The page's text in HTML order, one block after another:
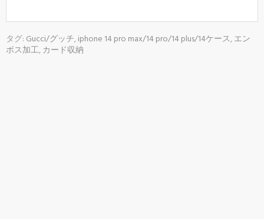
タグ: Gucci/グッチ,iphone 14 pro max/14 pro/14 plus/14ケース,エン
ボス加工,カード収納